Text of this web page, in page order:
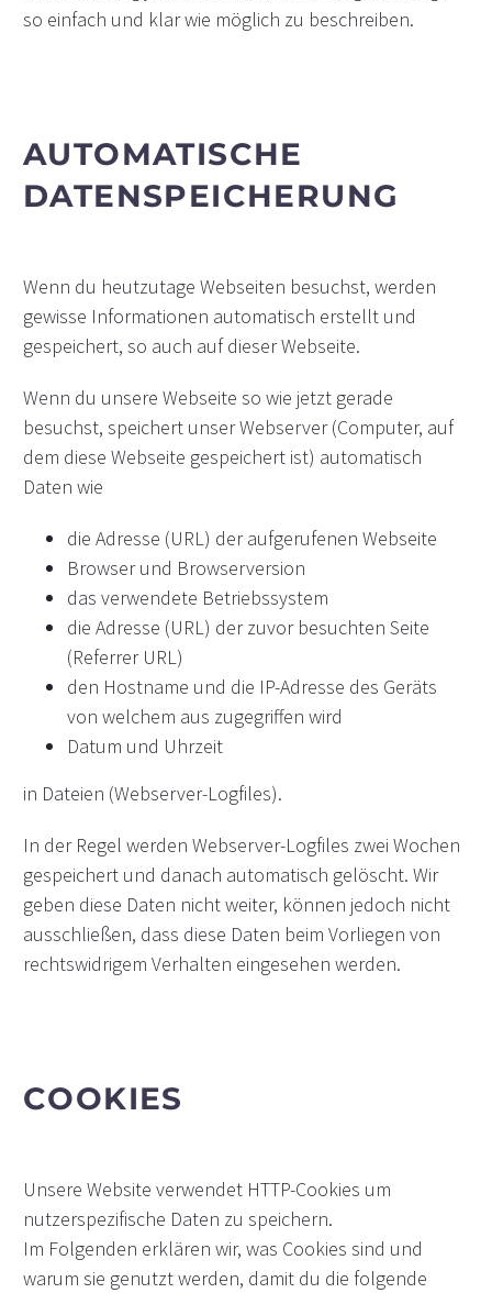
so einfach und klar wie möglich zu beschreiben.
AUTOMATISCHE
DATENSPEICHERUNG
Wenn du heutzutage Webseiten besuchst, werden
gewisse Informationen automatisch erstellt und
gespeichert, so auch auf dieser Webseite.
Wenn du unsere Webseite so wie jetzt gerade
besuchst, speichert unser Webserver (Computer, auf
dem diese Webseite gespeichert ist) automatisch
Daten wie
die Adresse (URL) der aufgerufenen Webseite
Browser und Browserversion
das verwendete Betriebssystem
die Adresse (URL) der zuvor besuchten Seite
(Referrer URL)
den Hostname und die IP-Adresse des Geräts
von welchem aus zugegriffen wird
Datum und Uhrzeit
in Dateien (Webserver-Logfiles).
In der Regel werden Webserver-Logfiles zwei Wochen
gespeichert und danach automatisch gelöscht. Wir
geben diese Daten nicht weiter, können jedoch nicht
ausschließen, dass diese Daten beim Vorliegen von
rechtswidrigem Verhalten eingesehen werden.
COOKIES
Unsere Website verwendet HTTP-Cookies um
nutzerspezifische Daten zu speichern.
Im Folgenden erklären wir, was Cookies sind und
warum sie genutzt werden, damit du die folgende